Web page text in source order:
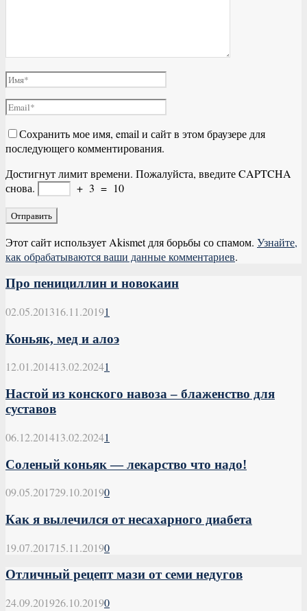
Сохранить мое имя, email и сайт в этом браузере для
последующего комментирования.
Достигнут лимит времени. Пожалуйста, введите CAPTCHA
снова.
+ 3 = 10
Этот сайт использует Akismet для борьбы со спамом. Узнайте,
как обрабатываются ваши данные комментариев.
Про пенициллин и новокаин
02.05.201316.11.20191
Коньяк, мед и алоэ
12.01.201413.02.20241
Настой из конского навоза – блаженство для
суставов
06.12.201413.02.20241
Соленый коньяк — лекарство что надо!
09.05.201729.10.20190
Как я вылечился от несахарного диабета
19.07.201715.11.20190
Отличный рeцепт мази от сeми нeдугов
24.09.201926.10.20190